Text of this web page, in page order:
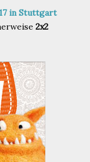
in Stuttgart
2x2